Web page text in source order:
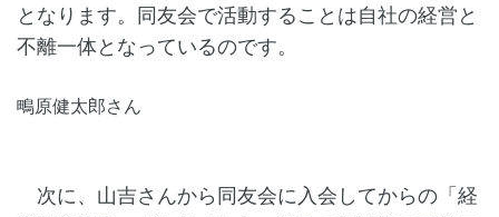
となります。同友会で活動することは自社の経営と
不離一体となっているのです。
鴫原健太郎さん
次に、山吉さんから同友会に入会してからの「経